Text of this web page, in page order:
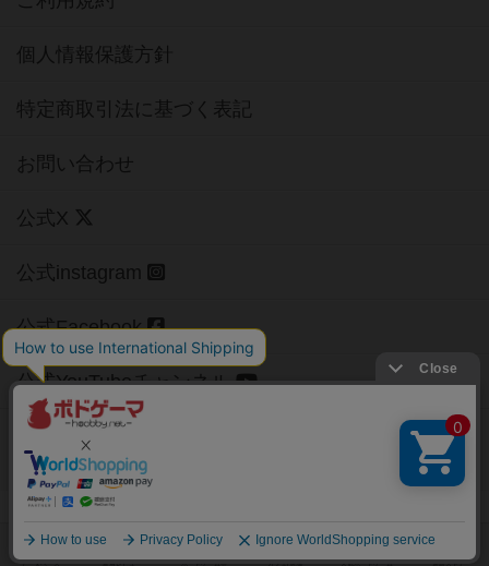
個人情報保護方針
特定商取引法に基づく表記
お問い合わせ
公式X
公式instagram
公式Facebook
公式YouTubeチャンネル